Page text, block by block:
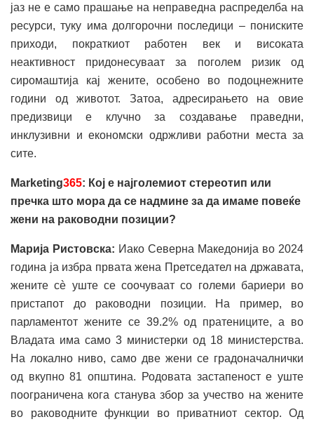
јаз не е само прашање на неправедна распределба на
ресурси, туку има долгорочни последици – пониските
приходи, пократкиот работен век и високата
неактивност придонесуваат за поголем ризик од
сиромаштија кај жените, особено во подоцнежните
години од животот. Затоа, адресирањето на овие
предизвици е клучно за создавање праведни,
инклузивни и економски одржливи работни места за
сите.
Marketing365: Кој е најголемиот стереотип или
пречка што мора да се надмине за да имаме повеќе
жени на раководни позиции?
Марија Ристовска: Иако Северна Македонија во 2024
година ја избра првата жена Претседател на државата,
жените сè уште се соочуваат со големи бариери во
пристапот до раководни позиции. На пример, во
парламентот жените се 39.2% од пратениците, а во
Владата има само 3 министерки од 18 министерства.
На локално ниво, само две жени се градоначалнички
од вкупно 81 општина. Родовата застапеност е уште
поограничена кога станува збор за учество на жените
во раководните функции во приватниот сектор. Од